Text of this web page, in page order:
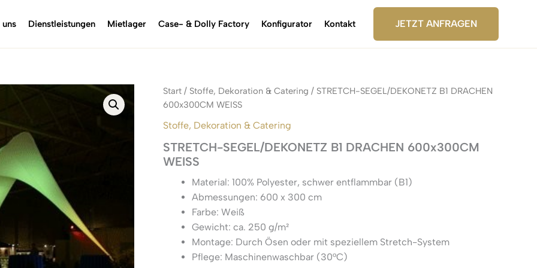
Dienstleistungen Mietlager Case- & Dolly Factory Konfigurator Kontakt JETZT ANFRAGEN
Start / Stoffe, Dekoration & Catering / STRETCH-SEGEL/DEKONETZ B1 DRACHEN
600x300CM WEISS
Stoffe, Dekoration & Catering
STRETCH-SEGEL/DEKONETZ B1 DRACHEN 600x300CM
WEISS
Material: 100% Polyester, schwer entflammbar (B1)
Abmessungen: 600 x 300 cm
Farbe: Weiß
Gewicht: ca. 250 g/m²
Montage: Durch Ösen oder mit speziellem Stretch-System
Pflege: Maschinenwaschbar (30°C)